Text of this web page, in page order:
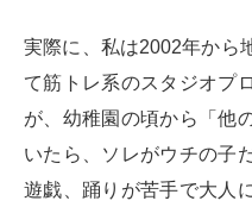
実際に、私は2002年から
て筋トレ系のスタジオプ
が、幼稚園の頃から「他
いたら、ソレがウチの子
遊戯、踊りが苦手で大人